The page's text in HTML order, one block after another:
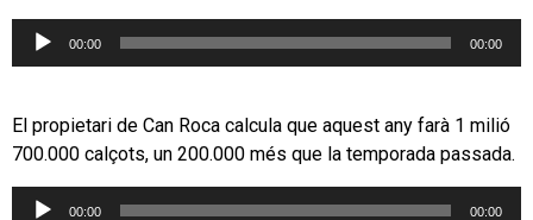
Reproductor
00:00 00:00
El propietari de Can Roca calcula que aquest any farà 1 milió
700.000 calçots, un 200.000 més que la temporada passada.
Reproductor
00:00 00:00